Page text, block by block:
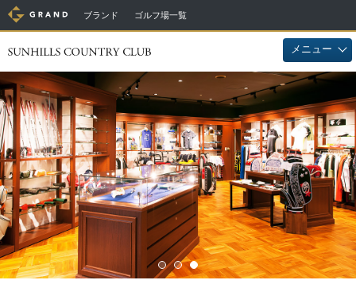
ブランド ゴルフ場一覧
メニュー